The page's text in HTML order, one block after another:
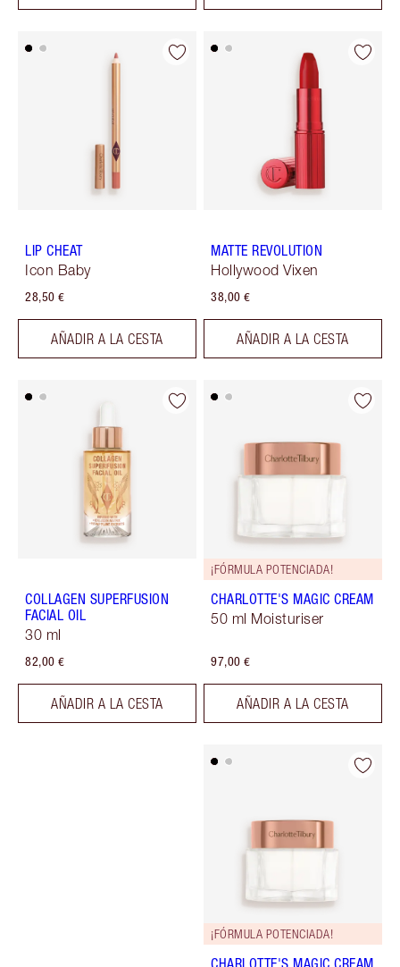
LIP CHEAT
Icon Baby
28,50 €
AÑADIR A LA CESTA
MATTE REVOLUTION
Hollywood Vixen
38,00 €
AÑADIR A LA CESTA
COLLAGEN SUPERFUSION
FACIAL OIL
30 ml
82,00 €
AÑADIR A LA CESTA
¡FÓRMULA POTENCIADA!
CHARLOTTE'S MAGIC CREAM
50 ml Moisturiser
97,00 €
AÑADIR A LA CESTA
¡FÓRMULA POTENCIADA!
CHARLOTTE'S MAGIC CREAM